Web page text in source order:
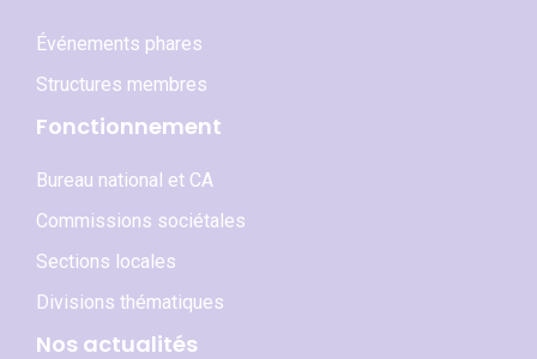
Événements phares
Structures membres
Fonctionnement
Bureau national et CA
Commissions sociétales
Sections locales
Divisions thématiques
Nos actualités